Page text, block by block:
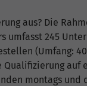
aus? Die
umfasst 245
(Umfang:
Qualifizierung auf
montags